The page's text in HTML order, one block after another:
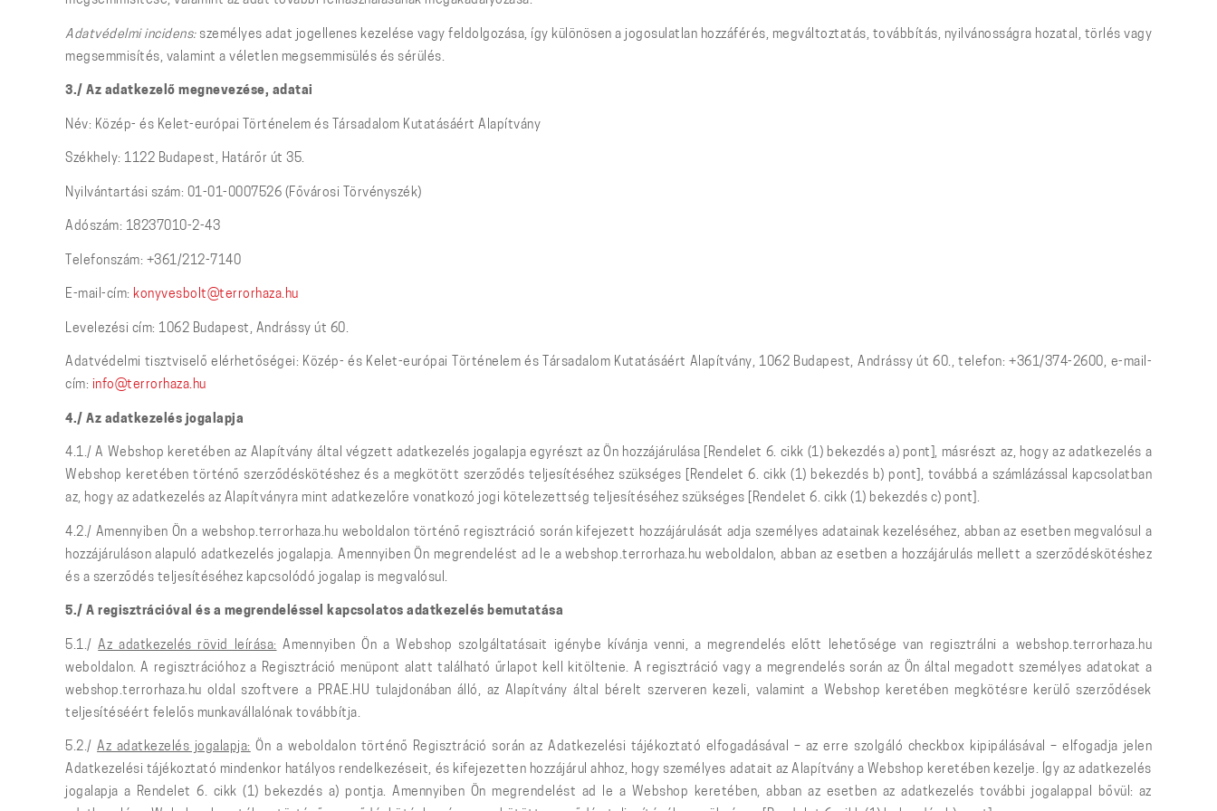
Adatvédelmi incidens:személyes adat jogellenes kezelése vagy feldolgozása, így különösen a jogosulatlan hozzáférés, megváltoztatás, továbbítás, nyilvánosságra hozatal, törlés vagy
megsemmisítés, valamint a véletlen megsemmisülés és sérülés.
3./ Az adatkezelő megnevezése, adatai
Név: Közép- és Kelet-európai Történelem és Társadalom Kutatásáért Alapítvány
Székhely: 1122 Budapest, Határőr út 35.
Nyilvántartási szám: 01-01-0007526 (Fővárosi Törvényszék)
Adószám: 18237010-2-43
Telefonszám: +361/212-7140
E-mail-cím: konyvesbolt@terrorhaza.hu
Levelezési cím: 1062 Budapest, Andrássy út 60.
Adatvédelmi tisztviselő elérhetőségei: Közép- és Kelet-európai Történelem és Társadalom Kutatásáért Alapítvány, 1062 Budapest, Andrássy út 60., telefon: +361/374-2600, e-mail-
cím: info@terrorhaza.hu
4./ Az adatkezelés jogalapja
4.1./ A Webshop keretében az Alapítvány által végzett adatkezelés jogalapja egyrészt az Ön hozzájárulása [Rendelet 6. cikk (1) bekezdés a) pont], másrészt az, hogy az adatkezelés a
Webshop keretében történő szerződéskötéshez és a megkötött szerződés teljesítéséhez szükséges [Rendelet 6. cikk (1) bekezdés b) pont], továbbá a számlázással kapcsolatban
az, hogy az adatkezelés az Alapítványra mint adatkezelőre vonatkozó jogi kötelezettség teljesítéséhez szükséges [Rendelet 6. cikk (1) bekezdés c) pont].
4.2./ Amennyiben Ön a webshop.terrorhaza.hu weboldalon történő regisztráció során kifejezett hozzájárulását adja személyes adatainak kezeléséhez, abban az esetben megvalósul a
hozzájáruláson alapuló adatkezelés jogalapja. Amennyiben Ön megrendelést ad le a webshop.terrorhaza.hu weboldalon, abban az esetben a hozzájárulás mellett a szerződéskötéshez
és a szerződés teljesítéséhez kapcsolódó jogalap is megvalósul.
5./ A regisztrációval és a megrendeléssel kapcsolatos adatkezelés bemutatása
5.1./Az adatkezelés rövid leírása: Amennyiben Ön a Webshop szolgáltatásait igénybe kívánja venni, a megrendelés előtt lehetősége van regisztrálni a webshop.terrorhaza.hu
weboldalon. A regisztrációhoz a Regisztráció menüpont alatt található űrlapot kell kitöltenie. A regisztráció vagy a megrendelés során az Ön által megadott személyes adatokat a
webshop.terrorhaza.hu oldal szoftvere a PRAE.HU tulajdonában álló, az Alapítvány által bérelt szerveren kezeli, valamint a Webshop keretében megkötésre kerülő szerződések
teljesítéséért felelős munkavállalónak továbbítja.
5.2./Az adatkezelés jogalapja: Ön a weboldalon történő Regisztráció során az Adatkezelési tájékoztató elfogadásával – az erre szolgáló checkbox kipipálásával – elfogadja jelen
Adatkezelési tájékoztató mindenkor hatályos rendelkezéseit, és kifejezetten hozzájárul ahhoz, hogy személyes adatait az Alapítvány a Webshop keretében kezelje. Így az adatkezelés
jogalapja a Rendelet 6. cikk (1) bekezdés a) pontja. Amennyiben Ön megrendelést ad le a Webshop keretében, abban az esetben az adatkezelés további jogalappal bővül: az